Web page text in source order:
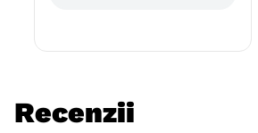
Recenzii